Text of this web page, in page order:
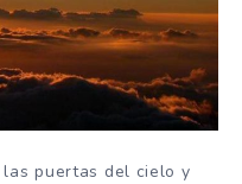
puertas del cielo y